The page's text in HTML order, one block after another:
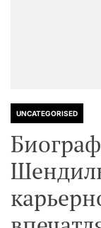
UNCATEGORISED